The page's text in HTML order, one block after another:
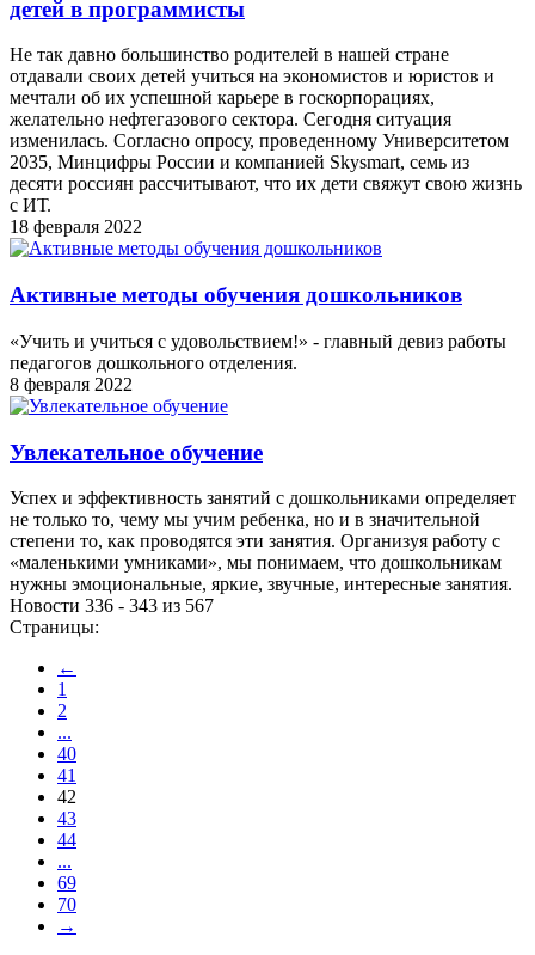
детей в программисты
Не так давно большинство родителей в нашей стране
отдавали своих детей учиться на экономистов и юристов и
мечтали об их успешной карьере в госкорпорациях,
желательно нефтегазового сектора. Сегодня ситуация
изменилась. Согласно опросу, проведенному Университетом
2035, Минцифры России и компанией Skysmart, семь из
десяти россиян рассчитывают, что их дети свяжут свою жизнь
с ИТ.
18 февраля 2022
Активные методы обучения дошкольников
«Учить и учиться с удовольствием!» - главный девиз работы
педагогов дошкольного отделения.
8 февраля 2022
Увлекательное обучение
Успех и эффективность занятий с дошкольниками определяет
не только то, чему мы учим ребенка, но и в значительной
степени то, как проводятся эти занятия. Организуя работу с
«маленькими умниками», мы понимаем, что дошкольникам
нужны эмоциональные, яркие, звучные, интересные занятия.
Новости 336 - 343 из 567
Страницы:
←
1
2
...
40
41
42
43
44
...
69
70
→